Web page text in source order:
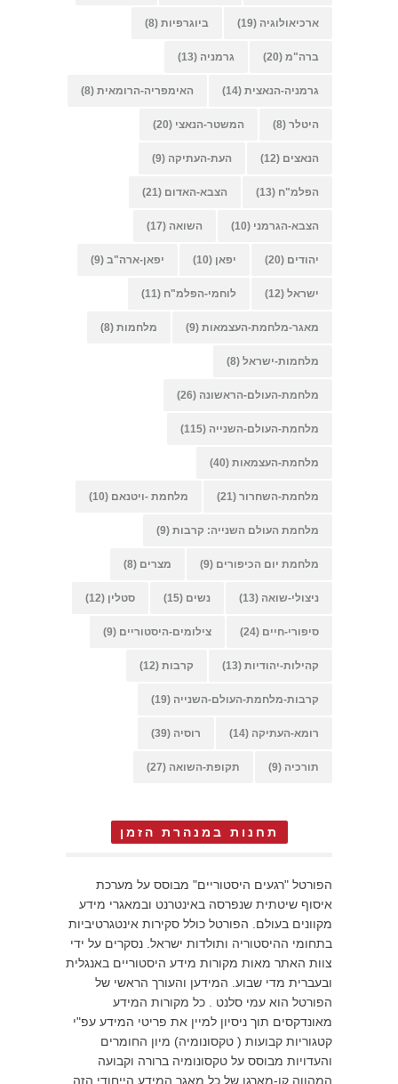
ארכיאולוגיה(19) ביוגרפיות(8)
ברה"מ(20) גרמניה(13)
גרמניה-הנאצית(14) האימפריה-הרומאית(8)
(8) המשטר-הנאצי(20)
הנאצים(12) העת-העתיקה(9)
הפלמ"ח(13) הצבא-האדום(21)
הצבא-הגרמני(10) השואה(17)
יהודים(20) יפאן יפאן-ארה"ב(9)
ישראל(12) לוחמי-הפלמ"ח(11)
מאגר-מלחמת-העצמאות(9) מלחמות(8)
מלחמות-ישראל(8)
מלחמת-העולם-הראשונה(26)
מלחמת-העולם-השנייה(115)
מלחמת-העצמאות(40)
מלחמת-השחרור(21) מלחמת -ויטנאם(10)
מלחמת העולם השנייה: קרבות(9)
מלחמת יום הכיפורים(9) מצרים(8)
ניצולי-שואה(13) נשים (15) סטלין (12)
סיפורי-חיים(24) צילומים-היסטוריים(9)
קהילות-יהודיות(13) קרבות(12)
קרבות-מלחמת-העולם-השנייה(19)
רומא-העתיקה(14) רוסיה (39)
תורכיה(9) תקופת-השואה(27)
תחנות במנהרת הזמן
הפורטל "רגעים היסטוריים" מבוסס על מערכת
איסוף שיטתית שנפרסה באינטרנט ובמאגרי מידע
מקוונים בעולם. הפורטל כולל סקירות אינטגרטיביות
בתחומי ההיסטוריה ותולדות ישראל. נסקרים על ידי
צוות האתר מאות מקורות מידע היסטוריים באנגלית
ובעברית מדי שבוע. המידען והעורך הראשי של
הפורטל הוא עמי סלנט . כל מקורות המידע
מאונדקסים תוך ניסיון למיין את פריטי המידע עפ"י
קטגוריות קבועות ( טקסונומיה) מיון החומרים
והעדויות מבוסס על טקסונומיה ברורה וקבועה
המהווה קו-מארגן של כל מאגר המידע הייחודי הזה